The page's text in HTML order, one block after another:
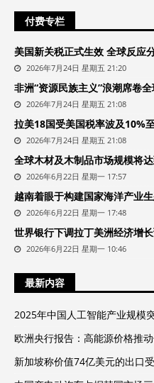
付费专栏
美国新关税正式生效 全球反应
2026年7月24日 星期五 21:20
非洲“资源民族主义”浪潮席卷
2026年7月24日 星期五 21:08
拉美18国受美国税率波及10%
2026年7月24日 星期五 21:08
全球木材及木制品市场规模将
2026年6月22日 星期一 17:57
越南着眼于构建国家海洋产业
2026年6月22日 星期一 17:48
世界银行下调拉丁美洲经济增
2026年6月22日 星期一 10:46
最新内容
2025年中国人工智能产业规模
欧洲央行报告：高能源价格推
新加坡称价值74亿美元的出口